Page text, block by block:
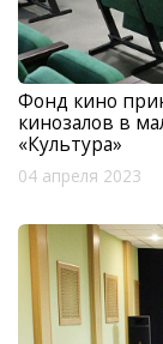
Фонд кино
кинозалов в
«Культура»
04 апреля 2023